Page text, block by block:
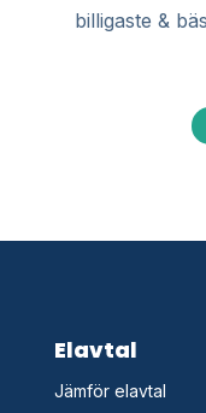
billigaste &
Elavtal
Jämför elavtal